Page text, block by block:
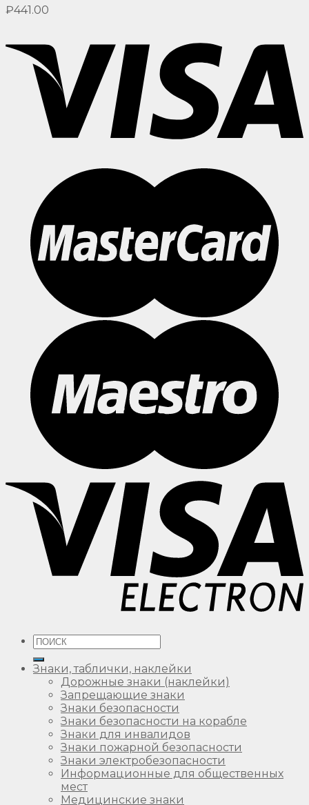
₽441.00
Искать:
Знаки, таблички, наклейки
Дорожные знаки (наклейки)
Запрещающие знаки
Знаки безопасности
Знаки безопасности на корабле
Знаки для инвалидов
Знаки пожарной безопасности
Знаки электробезопасности
Информационные для общественных
мест
Медицинские знаки